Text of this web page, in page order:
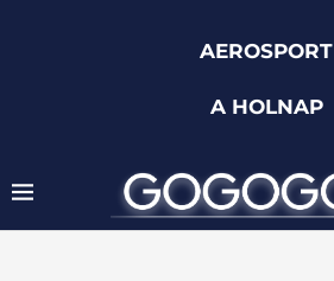
AEROSPORT
A HOLNAP